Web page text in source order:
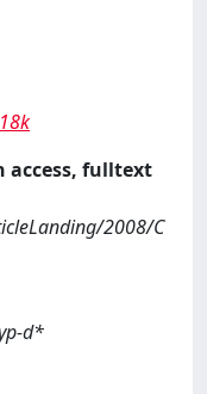
access, fulltext
2008/C
d*